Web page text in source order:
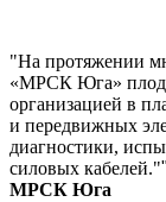
"На протяжении
«МРСК Юга»
организацией в
и передвижных
диагностики,
силовых кабелей.""
МРСК Юга